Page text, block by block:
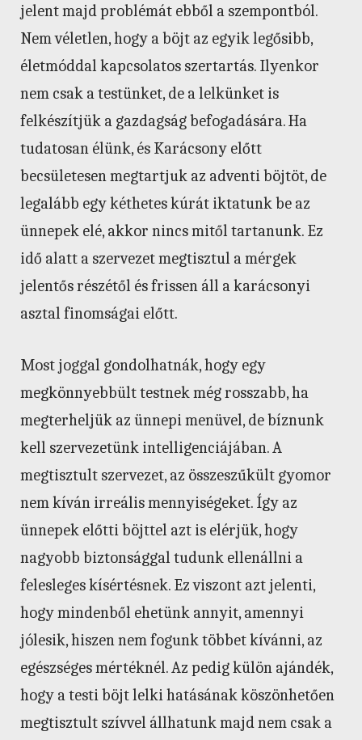
jelent majd problémát ebből a szempontból.
Nem véletlen, hogy a böjt az egyik legősibb,
életmóddal kapcsolatos szertartás. Ilyenkor
nem csak a testünket, de a lelkünket is
felkészítjük a gazdagság befogadására. Ha
tudatosan élünk, és Karácsony előtt
becsületesen megtartjuk az adventi böjtöt, de
legalább egy kéthetes kúrát iktatunk be az
ünnepek elé, akkor nincs mitől tartanunk. Ez
idő alatt a szervezet megtisztul a mérgek
jelentős részétől és frissen áll a karácsonyi
asztal finomságai előtt.
Most joggal gondolhatnák, hogy egy
megkönnyebbült testnek még rosszabb, ha
megterheljük az ünnepi menüvel, de bíznunk
kell szervezetünk intelligenciájában. A
megtisztult szervezet, az összeszűkült gyomor
nem kíván irreális mennyiségeket. Így az
ünnepek előtti böjttel azt is elérjük, hogy
nagyobb biztonsággal tudunk ellenállni a
felesleges kísértésnek. Ez viszont azt jelenti,
hogy mindenből ehetünk annyit, amennyi
jólesik, hiszen nem fogunk többet kívánni, az
egészséges mértéknél. Az pedig külön ajándék,
hogy a testi böjt lelki hatásának köszönhetően
megtisztult szívvel állhatunk majd nem csak a